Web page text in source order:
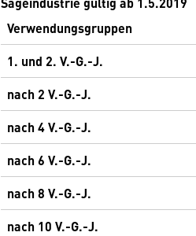
Verwendungsgruppen
1. und 2. V.-G.-J.
nach 2 V.-G.-J.
nach 4 V.-G.-J.
nach 6 V.-G.-J.
nach 8 V.-G.-J.
nach 10 V.-G.-J.